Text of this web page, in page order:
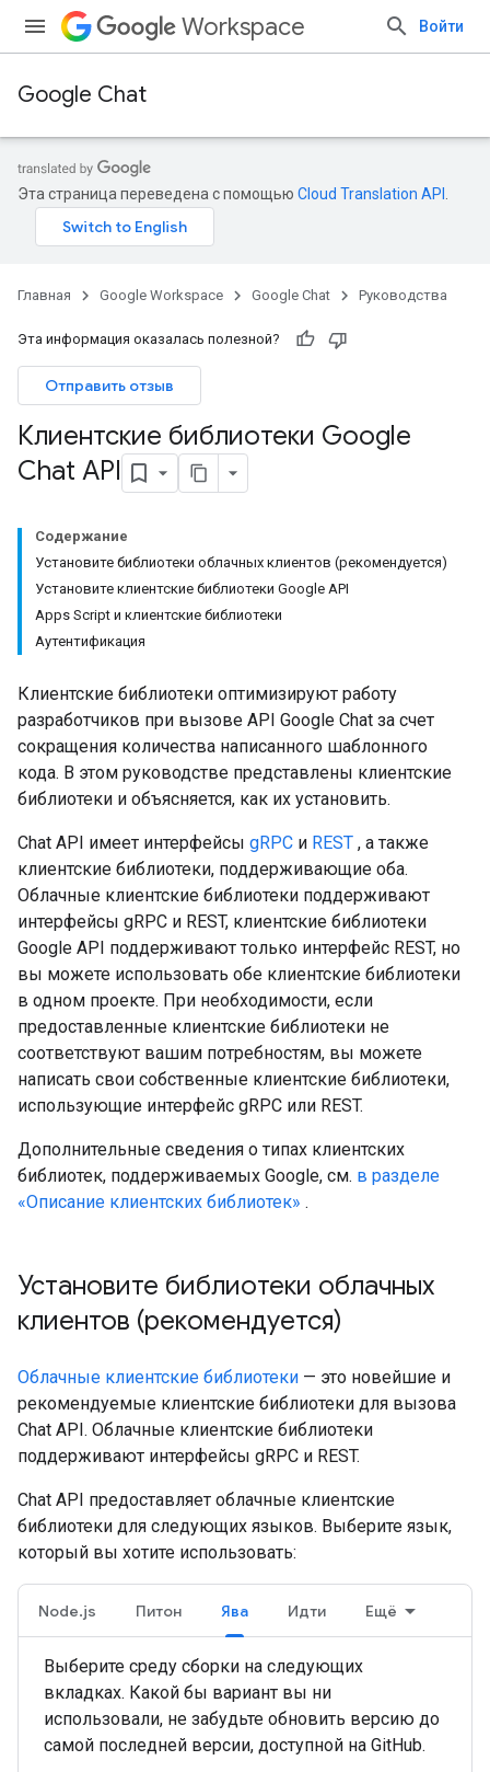
Workspace Войти
Google Chat
Эта страница переведена с помощью Cloud Translation API
Главная Google Workspace Google Chat Руководства
Эта информация оказалась полезной?
Отправить отзыв
Клиентские библиотеки Google
Chat API
Содержание
Установите библиотеки облачных клиентов (рекомендуется)
Установите клиентские библиотеки Google API
Apps Script и клиентские библиотеки
Аутентификация
Клиентские библиотеки оптимизируют работу
разработчиков при вызове API Google Chat за счет
сокращения количества написанного шаблонного
кода. В этом руководстве представлены клиентские
библиотеки и объясняется, как их установить.
Chat API имеет интерфейсы gRPC и REST , а также
клиентские библиотеки, поддерживающие оба.
Облачные клиентские библиотеки поддерживают
интерфейсы gRPC и REST, клиентские библиотеки
Google API поддерживают только интерфейс REST, но
вы можете использовать обе клиентские библиотеки
в одном проекте. При необходимости, если
предоставленные клиентские библиотеки не
соответствуют вашим потребностям, вы можете
написать свои собственные клиентские библиотеки,
использующие интерфейс gRPC или REST.
Дополнительные сведения о типах клиентских
библиотек, поддерживаемых Google, см. в разделе
«Описание клиентских библиотек» .
Установите библиотеки облачных
клиентов (рекомендуется)
Облачные клиентские библиотеки — это новейшие и
рекомендуемые клиентские библиотеки для вызова
Chat API. Облачные клиентские библиотеки
поддерживают интерфейсы gRPC и REST.
Chat API предоставляет облачные клиентские
библиотеки для следующих языков. Выберите язык,
который вы хотите использовать:
Node.js Питон Ява Идти Ещё
Выберите среду сборки на следующих
вкладках. Какой бы вариант вы ни
использовали, не забудьте обновить версию до
самой последней версии, доступной на GitHub.